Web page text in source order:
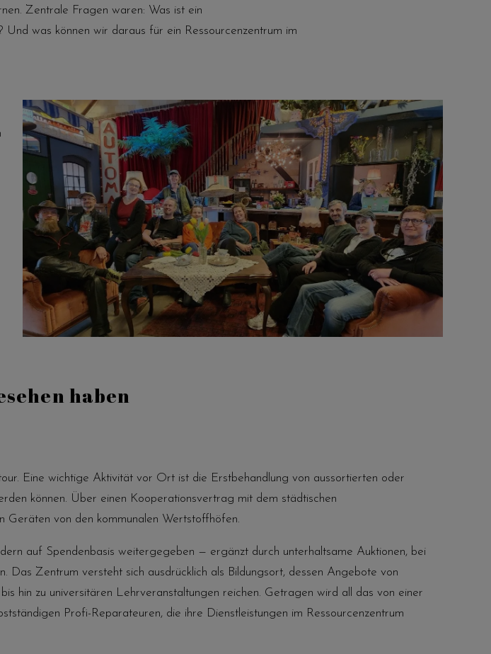
Zentrale Fragen waren: Was ist ein
was können wir daraus für ein Ressourcenzentrum im
haben
Eine wichtige Aktivität vor Ort ist die Erstbehandlung von aussortierten oder
können. Über einen Kooperationsvertrag mit dem städtischen
von den kommunalen Wertstoffhöfen.
auf Spendenbasis weitergegeben — ergänzt durch unterhaltsame Auktionen, bei
Zentrum versteht sich ausdrücklich als Bildungsort, dessen Angebote von
hin zu universitären Lehrveranstaltungen reichen. Getragen wird all das von einer
Profi-Reparateuren, die ihre Dienstleistungen im Ressourcenzentrum